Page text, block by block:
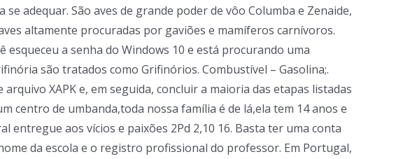
adequar. São aves de grande poder de vôo Columba e Zenaide,
altamente procuradas por gaviões e mamíferos carnívoros.
a senha do Windows 10 e está procurando uma
são tratados como Grifinórios. Combustível – Gasolina;.
XAPK e, em seguida, concluir a maioria das etapas listadas
centro de umbanda,toda nossa família é de lá,ela tem 14 anos e
entregue aos vícios e paixões 2Pd 2,10 16. Basta ter uma conta
da escola e o registro profissional do professor. Em Portugal,